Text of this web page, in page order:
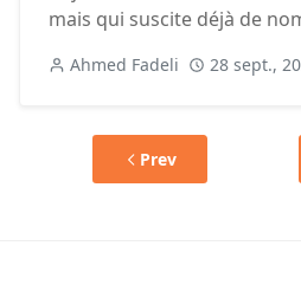
mais qui suscite déjà de
Ahmed Fadeli 28 sept.,
Prev